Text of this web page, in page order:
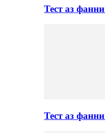
Тест аз
Тест аз